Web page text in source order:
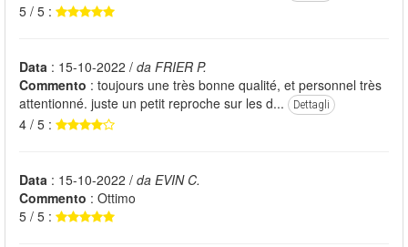
5 / 5 :
Data : 15-10-2022 / da FRIER P.
Commento : toujours une très bonne qualité, et personnel très
attentionné. juste un petit reproche sur les d...
Dettagli
4 / 5 :
Data : 15-10-2022 / da EVIN C.
Commento : Ottimo
5 / 5 :